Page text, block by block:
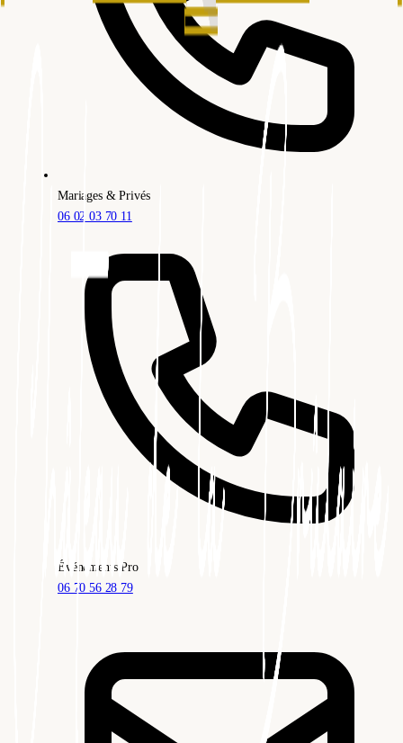
Mariages & Privés
06 02 03 70 11
Événements Pro
06 70 56 28 79